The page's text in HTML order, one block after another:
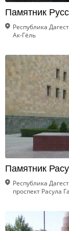
Памятник
Республика
Ак-Гёль
Памятник
Республика
проспект Расула